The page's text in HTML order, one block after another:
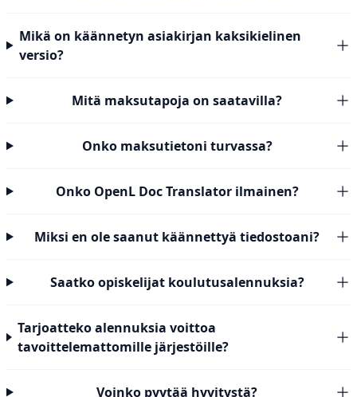
Mikä on käännetyn asiakirjan kaksikielinen
versio?
Mitä maksutapoja on saatavilla?
Onko maksutietoni turvassa?
Onko OpenL Doc Translator ilmainen?
Miksi en ole saanut käännettyä tiedostoani?
Saatko opiskelijat koulutusalennuksia?
Tarjoatteko alennuksia voittoa
tavoittelemattomille järjestöille?
Voinko pyytää hyvitystä?